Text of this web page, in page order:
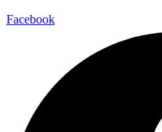
Facebook